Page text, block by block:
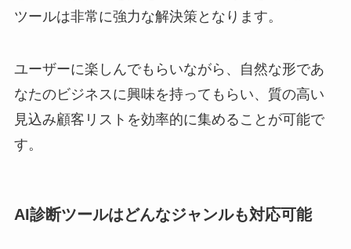
ツールは非常に強力な解決策となります。
ユーザーに楽しんでもらいながら、自然な形であ
なたのビジネスに興味を持ってもらい、質の高い
見込み顧客リストを効率的に集めることが可能で
す。
AI診断ツールはどんなジャンルも対応可能